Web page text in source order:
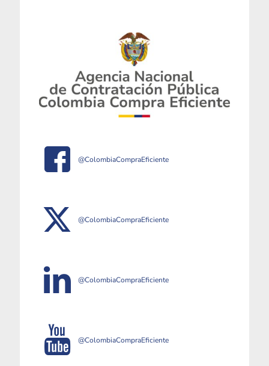
@ColombiaCompraEficiente
@ColombiaCompraEficiente
@ColombiaCompraEficiente
@ColombiaCompraEficiente